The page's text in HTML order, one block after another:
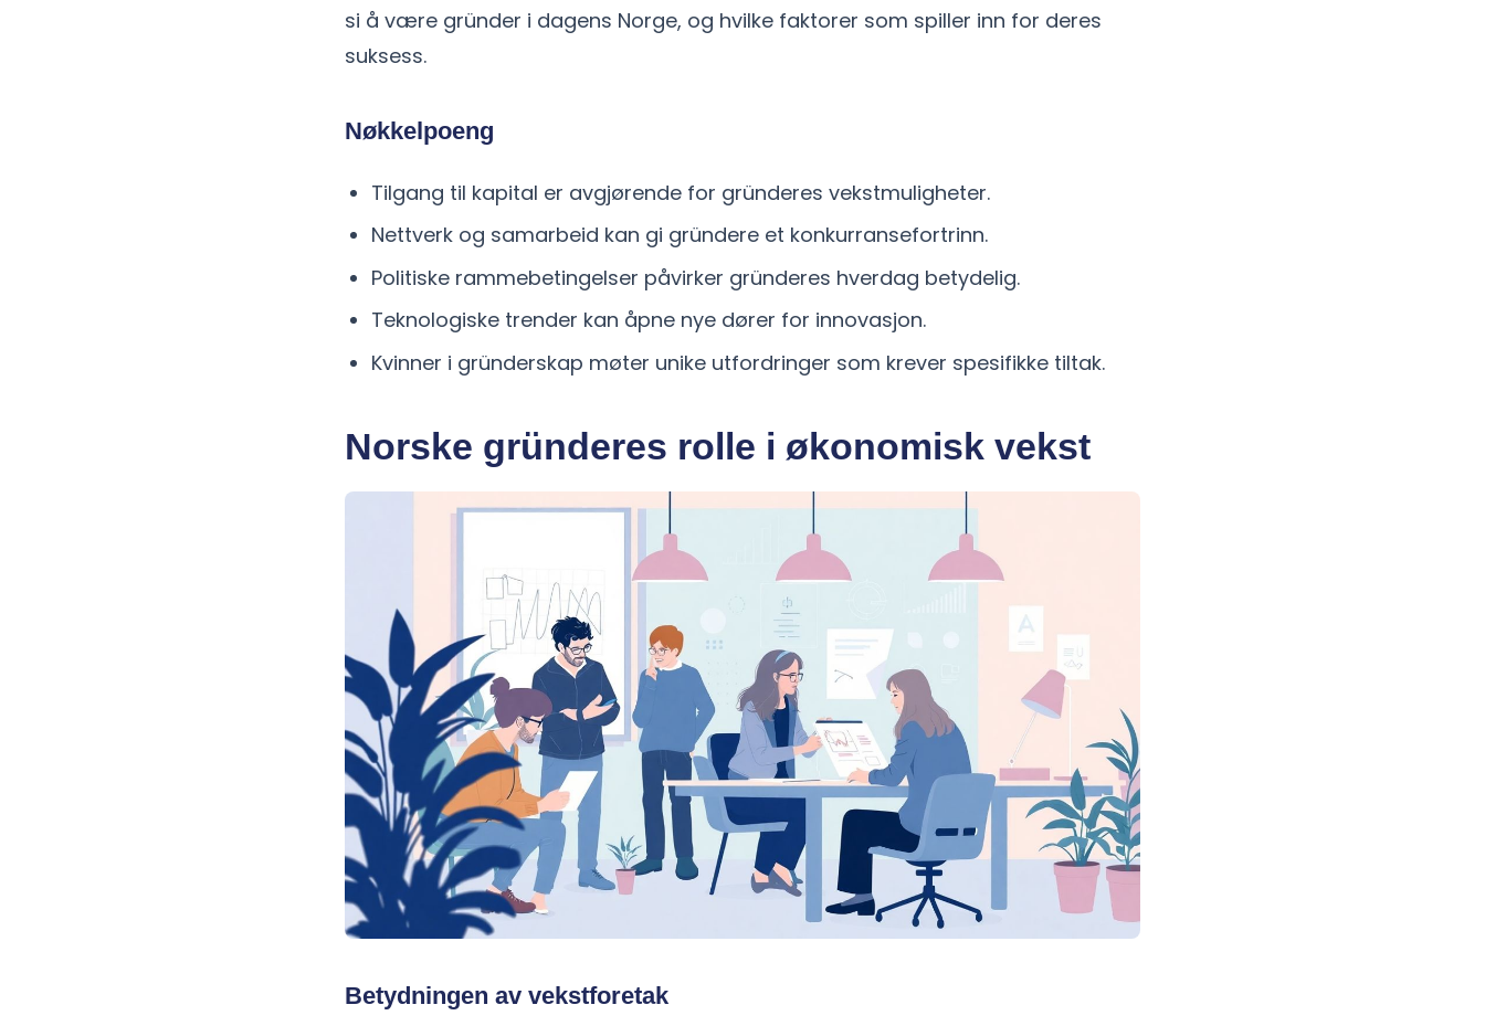
si å være gründer i dagens Norge, og hvilke faktorer som spiller inn for deres
suksess.
Nøkkelpoeng
Tilgang til kapital er avgjørende for gründeres vekstmuligheter.
Nettverk og samarbeid kan gi gründere et konkurransefortrinn.
Politiske rammebetingelser påvirker gründeres hverdag betydelig.
Teknologiske trender kan åpne nye dører for innovasjon.
Kvinner i gründerskap møter unike utfordringer som krever spesifikke tiltak.
Norske gründeres rolle i økonomisk vekst
Betydningen av vekstforetak